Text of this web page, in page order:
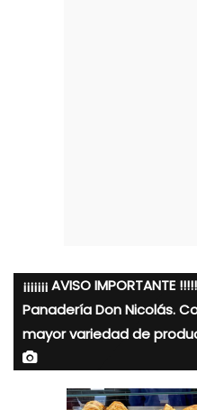
¡¡¡¡¡¡¡ AVISO
Panadería Don Nicolás.
mayor variedad de